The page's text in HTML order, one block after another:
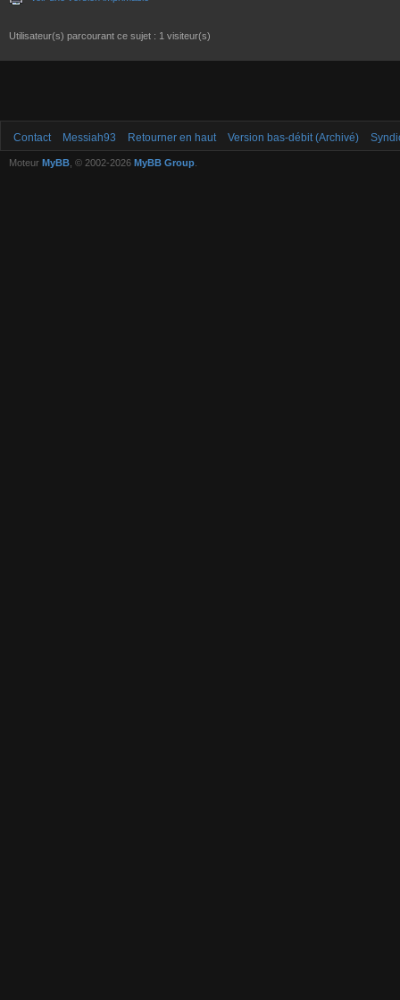
Utilisateur(s) parcourant ce sujet : 1 visiteur(s)
Contact Messiah93 Retourner en haut Version bas-débit (Archivé)
Moteur MyBB , © 2002-2026 MyBB Group